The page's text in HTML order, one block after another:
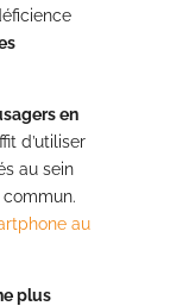
en
d’utiliser
au sein
au
plus